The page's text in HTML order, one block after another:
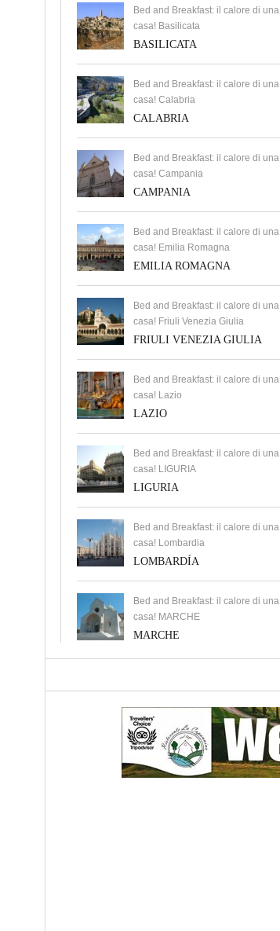
Bed and Breakfast: il calore di una
casa! Basilicata
BASILICATA
Bed and Breakfast: il calore di una
casa! Calabria
CALABRIA
Bed and Breakfast: il calore di una
casa! Campania
CAMPANIA
Bed and Breakfast: il calore di una
casa! Emilia Romagna
EMILIA ROMAGNA
Bed and Breakfast: il calore di una
casa! Friuli Venezia Giulia
FRIULI VENEZIA GIULIA
Bed and Breakfast: il calore di una
casa! Lazio
LAZIO
Bed and Breakfast: il calore di una
casa! LIGURIA
LIGURIA
Bed and Breakfast: il calore di una
casa! Lombardia
LOMBARDÍA
Bed and Breakfast: il calore di una
casa! MARCHE
MARCHE